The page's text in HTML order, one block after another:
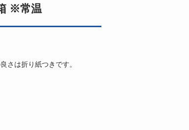
※常温
さは折り紙つきです。